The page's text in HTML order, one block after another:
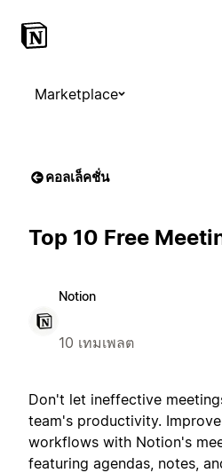
Marketplace
คอลเล็คชั่น
Top 10 Free
Notion
10 เทมเพลต
Don't let ineffective
team's productivity.
workflows with Notion's
featuring agendas, notes,